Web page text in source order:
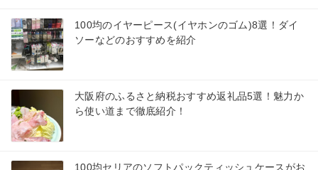
100均のイヤーピース(イヤホンのゴム)8選！ダイ
ソーなどのおすすめを紹介
大阪府のふるさと納税おすすめ返礼品5選！魅力か
ら使い道まで徹底紹介！
100均セリアのソフトパックティッシュケースがお